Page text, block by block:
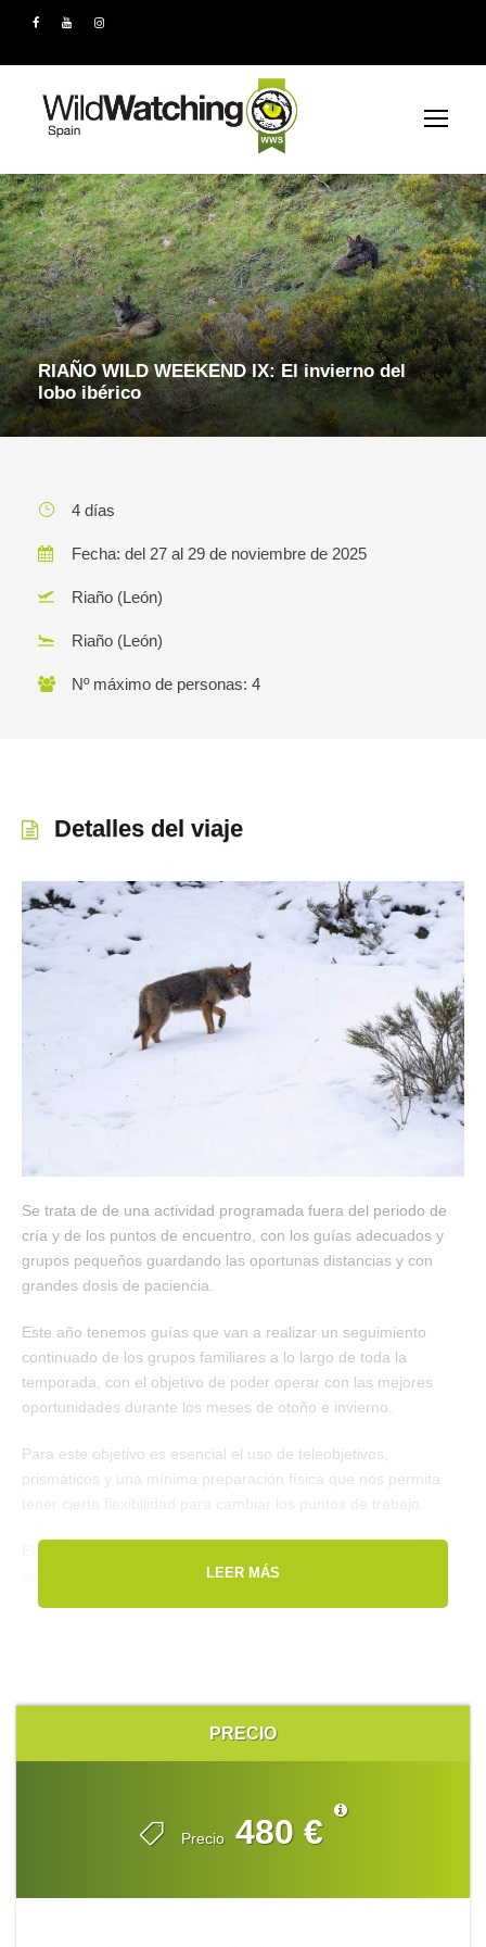
RIAÑO WILD WEEKEND IX: El invierno del
lobo ibérico
PRECIO
Precio 480 €
4 días
Fecha: del 27 al 29 de noviembre de 2025
Riaño (León)
Riaño (León)
Nº máximo de personas: 4
Detalles del viaje
Se trata de de una actividad programada fuera del periodo de
cría y de los puntos de encuentro, con los guías adecuados y
grupos pequeños guardando las oportunas distancias y con
grandes dosis de paciencia.
Este año tenemos guías que van a realizar un seguimiento
continuado de los grupos familiares a lo largo de toda la
temporada, con el objetivo de poder operar con las mejores
oportunidades durante los meses de otoño e invierno.
Para este objetivo es esencial el uso de teleobjetivos,
prismáticos y una mínima preparación física que nos permita
tener cierta flexibilidad para cambiar los puntos de trabajo.
LEER MÁS